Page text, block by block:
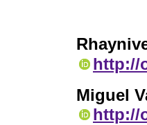
http://
Miguel
http://